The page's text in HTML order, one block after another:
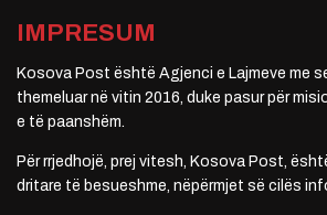
IMPRESUM
Kosova Post është Agjenci e Lajmeve me
themeluar në vitin 2016, duke pasur për
e të paanshëm.
Për rrjedhojë, prej vitesh, Kosova Post,
dritare të besueshme, nëpërmjet së cilës